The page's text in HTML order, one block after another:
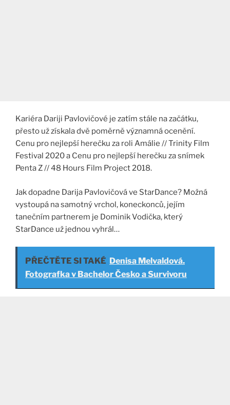
Kariéra Dariji Pavlovičové je zatím stále na začátku,
přesto už získala dvě poměrně významná ocenění.
Cenu pro nejlepší herečku za roli Amálie // Trinity Film
Festival 2020 a Cenu pro nejlepší herečku za snímek
Penta Z // 48 Hours Film Project 2018.
Jak dopadne Darija Pavlovičová ve StarDance? Možná
vystoupá na samotný vrchol, koneckonců, jejím
tanečním partnerem je Dominik Vodička, který
StarDance už jednou vyhrál…
PŘEČTĚTE SI TAKÉ Denisa Melvaldová.
Fotografka v Bachelor Česko a Survivoru